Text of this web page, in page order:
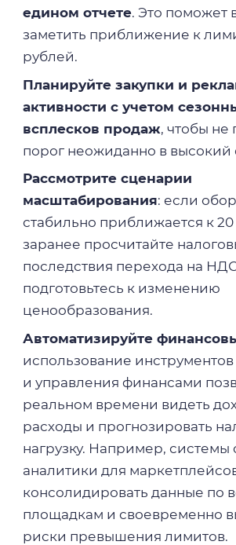
едином отчете. Это поможет
заметить приближение к
рублей.
Планируйте закупки и
активности с учетом
всплесков продаж, чтобы не
порог неожиданно в высокий
Рассмотрите сценарии
масштабирования: если
стабильно приближается к
заранее просчитайте
последствия перехода на
подготовьтесь к изменению
ценообразования.
Автоматизируйте
использование
и управления финансами
реальном времени видеть
расходы и прогнозировать
нагрузку. Например, системы
аналитики для
консолидировать данные по
площадкам и своевременно
риски превышения лимитов.